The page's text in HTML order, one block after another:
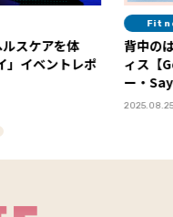
スケアを体
背中の
ィス【
ー・